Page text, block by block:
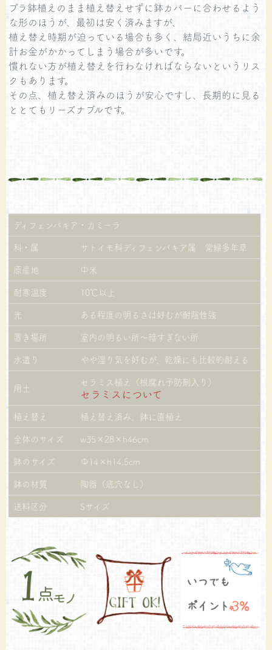
プラ鉢植えのまま植え替えせずに鉢カバーに合わせるよう
な形のほうが、最初は安く済みますが、
植え替え時期が迫っている場合も多く、結局近いうちに余
計お金がかかってしまう場合が多いです。
慣れない方が植え替えを行わなければならないというリス
クもあります。
その点、植え替え済みのほうが安心ですし、長期的に見る
ととてもリーズナブルです。
ディフェンバキア・カミーラ
科・属
サトイモ科ディフェンバキア属 常緑多年草
原産地
中米
耐寒温度
10℃以上
光
ある程度の明るさは好むが耐陰性強
置き場所
室内の明るい所～暗すぎない所
水遣り
やや湿り気を好むが、乾燥にも比較的耐える
用土 セラミス植え（根腐れ予防剤入り）
セラミスについて
植え替え
植え替え済み、鉢に直植え
全体のサイズ
w35×28×h46cm
鉢のサイズ
Φ14×h14.5cm
鉢の材質
陶器（底穴なし）
送料区分
Sサイズ